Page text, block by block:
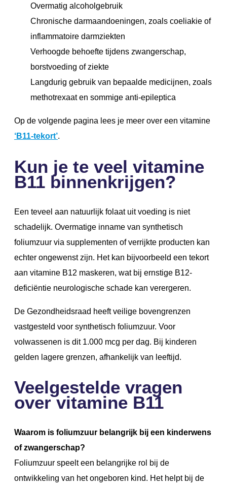
Overmatig alcoholgebruik
Chronische darmaandoeningen, zoals coeliakie of
inflammatoire darmziekten
Verhoogde behoefte tijdens zwangerschap,
borstvoeding of ziekte
Langdurig gebruik van bepaalde medicijnen, zoals
methotrexaat en sommige anti-epileptica
Op de volgende pagina lees je meer over een vitamine
‘B11-tekort’.
Kun je te veel vitamine
B11 binnenkrijgen?
Een teveel aan natuurlijk folaat uit voeding is niet
schadelijk. Overmatige inname van synthetisch
foliumzuur via supplementen of verrijkte producten kan
echter ongewenst zijn. Het kan bijvoorbeeld een tekort
aan vitamine B12 maskeren, wat bij ernstige B12-
deficiëntie neurologische schade kan verergeren.
De Gezondheidsraad heeft veilige bovengrenzen
vastgesteld voor synthetisch foliumzuur. Voor
volwassenen is dit 1.000 mcg per dag. Bij kinderen
gelden lagere grenzen, afhankelijk van leeftijd.
Veelgestelde vragen
over vitamine B11
Waarom is foliumzuur belangrijk bij een kinderwens
of zwangerschap?
Foliumzuur speelt een belangrijke rol bij de
ontwikkeling van het ongeboren kind. Het helpt bij de